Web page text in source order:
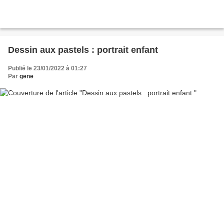
Dessin aux pastels : portrait enfant
Publié le 23/01/2022 à 01:27
Par gene